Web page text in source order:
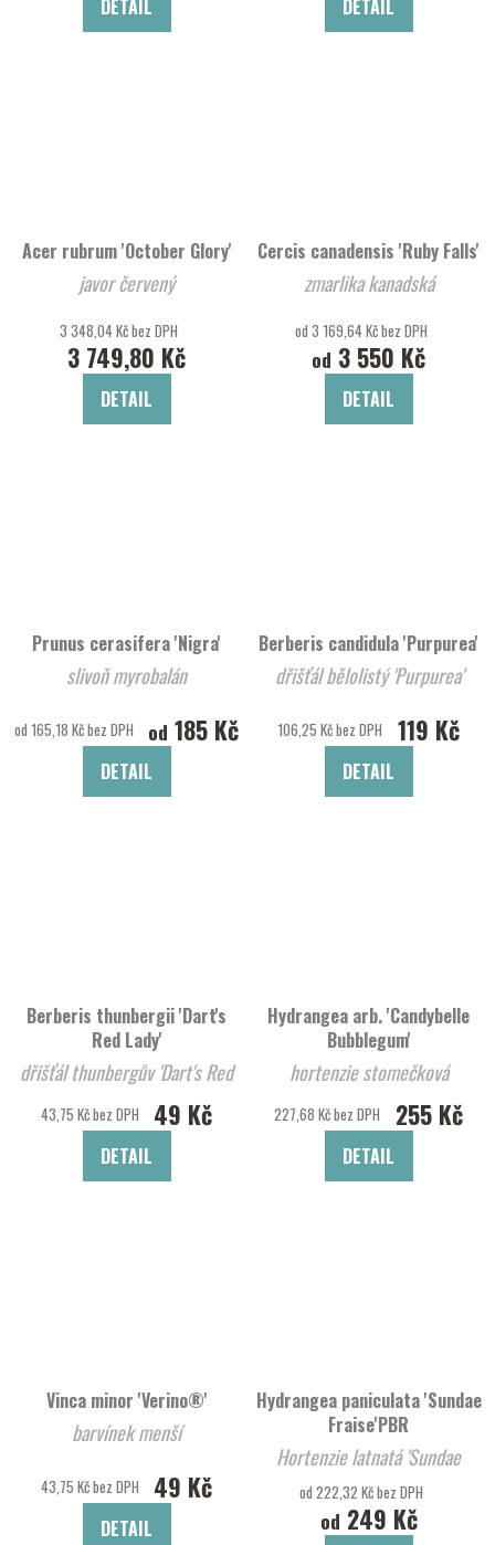
DETAIL DETAIL
Acer rubrum 'October Glory'
javor červený
3 348,04 Kč bez DPH
3 749,80 Kč
DETAIL
Cercis canadensis 'Ruby Falls'
zmarlika kanadská
od 3 169,64 Kč bez DPH
od 3 550 Kč
DETAIL
Prunus cerasifera 'Nigra'
slivoň myrobalán
od 165,18 Kč bez DPH od 185 Kč
DETAIL
Berberis candidula 'Purpurea'
dřišťál bělolistý 'Purpurea'
106,25 Kč bez DPH 119 Kč
DETAIL
Berberis thunbergii 'Dart's
Red Lady'
dřišťál thunbergův 'Dart's Red
43,75 Kč bez DPH 49 Kč
DETAIL
Hydrangea arb. 'Candybelle
Bubblegum'
hortenzie stomečková
'Candybelle Bubblegum'
227,68 Kč bez DPH 255 Kč
DETAIL
Vinca minor 'Verino®'
barvínek menší
43,75 Kč bez DPH 49 Kč
DETAIL
Hydrangea paniculata 'Sundae
Fraise'PBR
Hortenzie latnatá 'Sundae
Fraise'
od 222,32 Kč bez DPH
od 249 Kč